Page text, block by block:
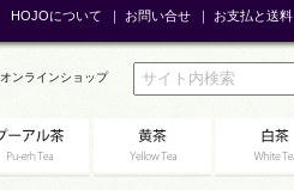
HOJOについて ｜ お問い合せ ｜ お支払と送料
オンラインショップ